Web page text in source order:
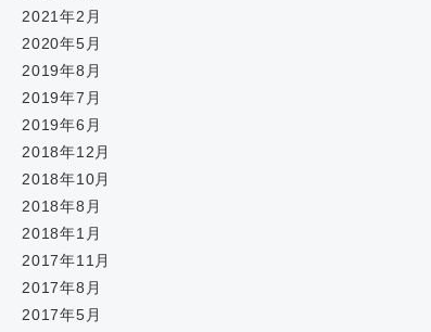
2021年2月
2020年5月
2019年8月
2019年7月
2019年6月
2018年12月
2018年10月
2018年8月
2018年1月
2017年11月
2017年8月
2017年5月